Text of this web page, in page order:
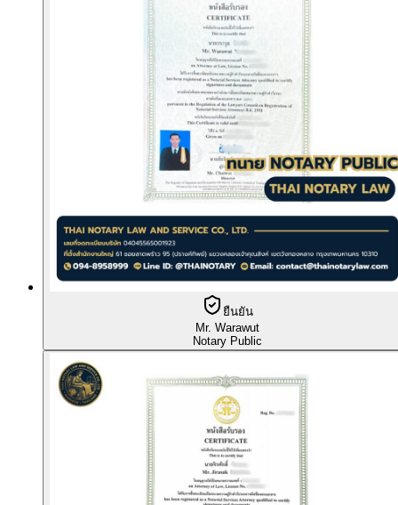
ยืนยัน
Mr. Warawut
Notary Public